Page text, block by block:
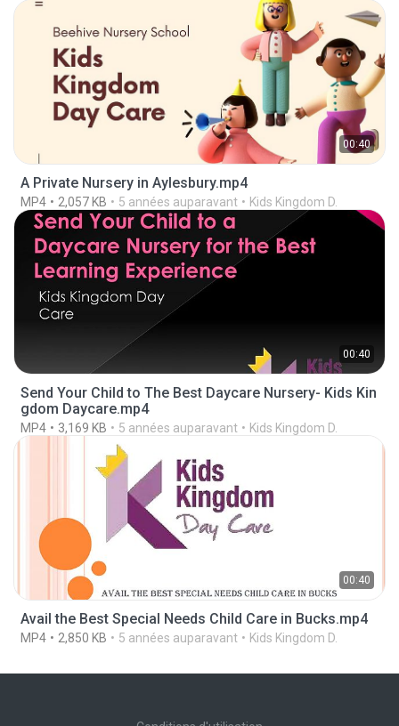
00:40
A Private Nursery in Aylesbury.mp4
MP4 2,057 KB 5 années auparavant Kids Kingdom D.
00:40
Send Your Child to The Best Daycare Nursery- Kids Kin
gdom Daycare.mp4
MP4 3,169 KB 5 années auparavant Kids Kingdom D.
00:40
Avail the Best Special Needs Child Care in Bucks.mp4
MP4 2,850 KB 5 années auparavant Kids Kingdom D.